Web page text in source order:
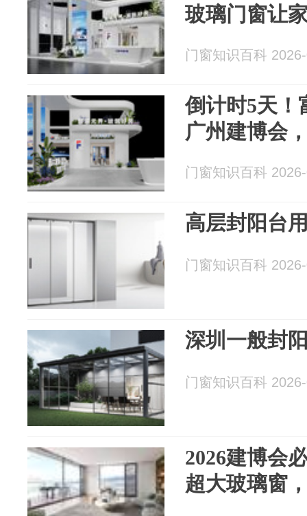
玻璃门窗让
门窗知识百科
倒计时5天！
广州建博会
门窗知识百科
高层封阳台
门窗知识百科
深圳一般封
门窗知识百科
2026建博会
超大玻璃窗